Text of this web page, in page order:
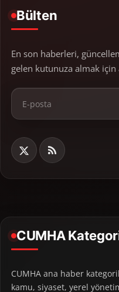
Bülten
En son haberleri,
gelen kutunuza almak için
CUMHA
CUMHA ana haber
kamu, siyaset, yerel